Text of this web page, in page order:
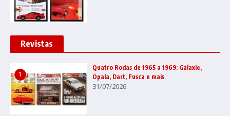
Revistas
1
Quatro Rodas de 1965 a 1969: Galaxie,
Opala, Dart, Fusca e mais
31/07/2026